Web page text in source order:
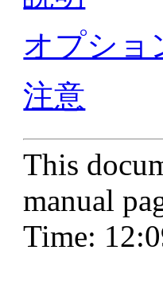
オプショ
注意
This
manual
Time: